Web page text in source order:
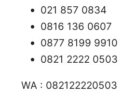
021 857 0834
0816 136 0607
0877 8199 9910
0821 2222 0503
WA : 082122220503